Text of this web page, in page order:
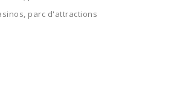
parc d'attractions